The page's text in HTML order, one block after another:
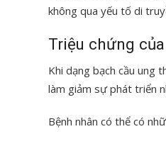
không qua yếu tố di
Triệu chứng
Khi dạng bạch cầu ung
làm giảm sự phát triển
Bệnh nhân có thể có